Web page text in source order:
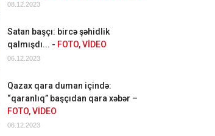
08.12.2023
Satan başçı: bircə şəhidlik
qalmışdı... - FOTO, VİDEO
06.12.2023
Qazax qara duman içində:
“qaranlıq” başçıdan qara xəbər –
FOTO, VİDEO
06.12.2023